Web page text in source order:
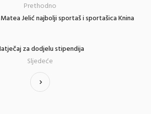
Jelić najbolji sportaš i sportašica Knina
Prethodno
za dodjelu stipendija
Sljedeće